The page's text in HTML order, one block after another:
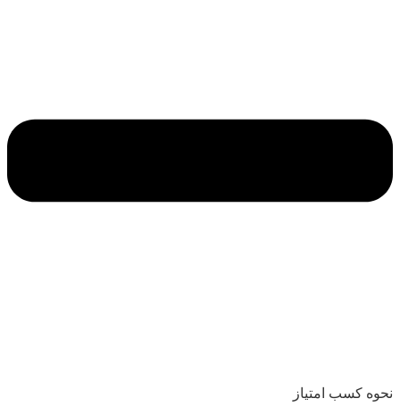
نحوه کسب امتیاز